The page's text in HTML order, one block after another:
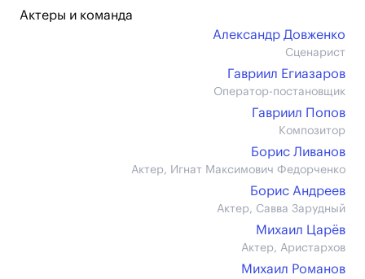
Актеры и команда
Александр Довженко
Сценарист
Гавриил Егиазаров
Оператор-постановщик
Гавриил Попов
Композитор
Борис Ливанов
Актер, Игнат Максимович Федорченко
Борис Андреев
Актер, Савва Зарудный
Михаил Царёв
Актер, Аристархов
Михаил Романов